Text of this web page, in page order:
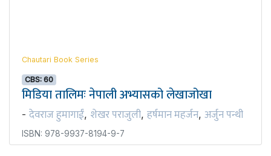
Chautari Book Series
CBS: 60
मिडिया तालिमः नेपाली अभ्यासको लेखाजोखा
- देवराज हुमागाईं, शेखर पराजुली, हर्षमान महर्जन, अर्जुन पन्थी
ISBN: 978-9937-8194-9-7